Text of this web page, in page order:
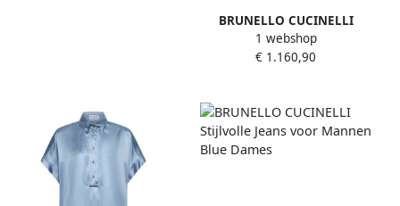
BRUNELLO CUCINELLI
Blauwe Wide Leg Denim
Jeans Blue Dames
1 webshop
€ 1.160,90